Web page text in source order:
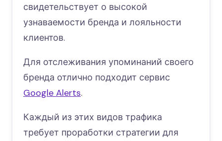
свидетельствует о высокой
узнаваемости бренда и лояльности
клиентов.
Для отслеживания упоминаний своего
бренда отлично подходит сервис
Google Alerts.
Каждый из этих видов трафика
требует проработки стратегии для